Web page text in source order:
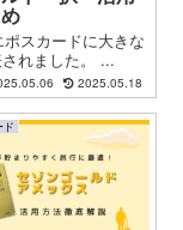
スカードに大きな
れました。 ...
2025.05.18
ド